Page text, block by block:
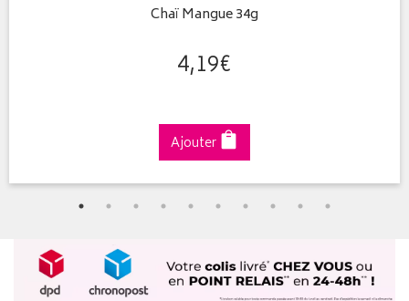
Chaï Mangue 34g
4,19€
Ajouter